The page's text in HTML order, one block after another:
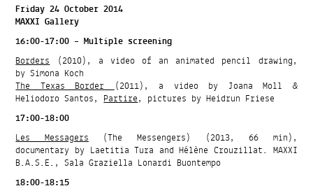
Friday 24 October 2014
MAXXI Gallery
16:00-17:00 – Multiple screening
Borders(2010), a video of an animated pencil drawing,
by Simona Koch
The Texas Border(2011), a video by Joana Moll &
Heliodoro Santos,Partire, pictures by Heidrun Friese
17:00-18:00
Les Messagers(The Messengers) (2013, 66 min),
documentary by Laetitia Tura and Hélène Crouzillat. MAXXI
B.A.S.E., Sala Graziella Lonardi Buontempo
18:00-18:15